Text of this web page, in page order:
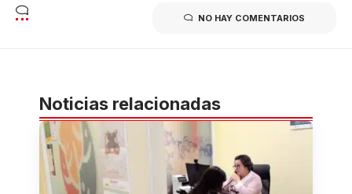
NO HAY COMENTARIOS
Noticias relacionadas